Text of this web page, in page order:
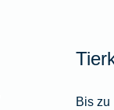
Bis zu